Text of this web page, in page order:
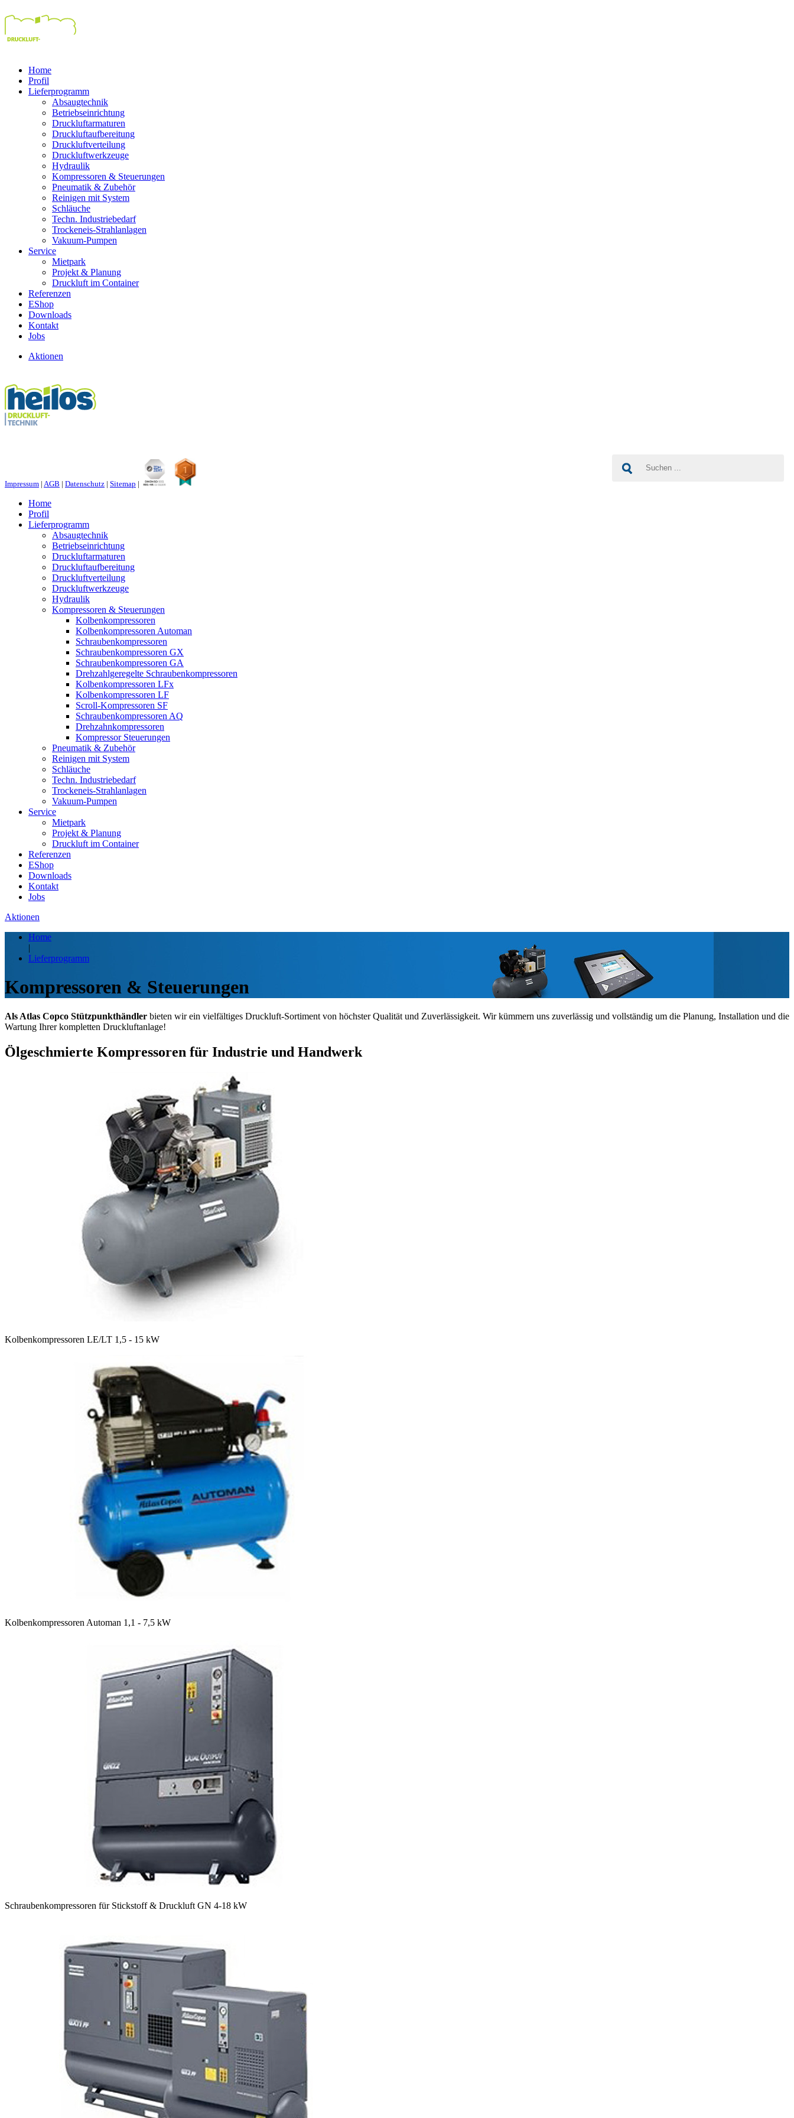
Home
Profil
Lieferprogramm
Absaugtechnik
Betriebseinrichtung
Druckluftarmaturen
Druckluftaufbereitung
Druckluftverteilung
Druckluftwerkzeuge
Hydraulik
Kompressoren & Steuerungen
Pneumatik & Zubehör
Reinigen mit System
Schläuche
Techn. Industriebedarf
Trockeneis-Strahlanlagen
Vakuum-Pumpen
Service
Mietpark
Projekt & Planung
Druckluft im Container
Referenzen
EShop
Downloads
Kontakt
Jobs
Aktionen
Impressum | AGB | Datenschutz | Sitemap |
Home
Profil
Lieferprogramm
Absaugtechnik
Betriebseinrichtung
Druckluftarmaturen
Druckluftaufbereitung
Druckluftverteilung
Druckluftwerkzeuge
Hydraulik
Kompressoren & Steuerungen
Kolbenkompressoren
Kolbenkompressoren Automan
Schraubenkompressoren
Schraubenkompressoren GX
Schraubenkompressoren GA
Drehzahlgeregelte Schraubenkompressoren
Kolbenkompressoren LFx
Kolbenkompressoren LF
Scroll-Kompressoren SF
Schraubenkompressoren AQ
Drehzahnkompressoren
Kompressor Steuerungen
Pneumatik & Zubehör
Reinigen mit System
Schläuche
Techn. Industriebedarf
Trockeneis-Strahlanlagen
Vakuum-Pumpen
Service
Mietpark
Projekt & Planung
Druckluft im Container
Referenzen
EShop
Downloads
Kontakt
Jobs
Aktionen
Home
|
Lieferprogramm
Kompressoren & Steuerungen
Als Atlas Copco Stützpunkthändler bieten wir ein vielfältiges Druckluft-Sortiment von höchster Qualität und Zuverlässigkeit. Wir kümmern uns zuverlässig und vollständig um die Planung, Installation und die
Wartung Ihrer kompletten Druckluftanlage!
Ölgeschmierte Kompressoren für Industrie und Handwerk
Kolbenkompressoren LE/LT 1,5 - 15 kW
Kolbenkompressoren Automan 1,1 - 7,5 kW
Schraubenkompressoren für Stickstoff & Druckluft GN 4-18 kW